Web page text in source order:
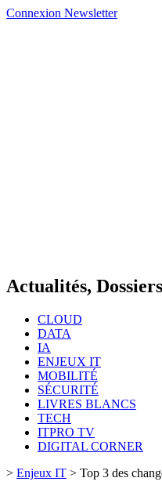
Connexion Newsletter
Actualités,
CLOUD
DATA
IA
ENJEUX IT
MOBILITÉ
SÉCURITÉ
LIVRES BLANCS
TECH
ITPRO TV
DIGITAL CORNER
> Enjeux IT > Top 3 des